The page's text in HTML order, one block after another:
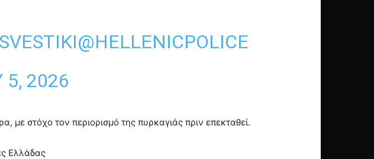
@HELLENICPOLICE
5, 2026
με στόχο τον περιορισμό της πυρκαγιάς πριν επεκταθεί.
Ελλάδας